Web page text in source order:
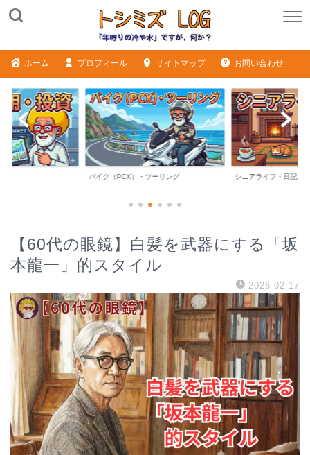
ホーム プロフィール サイトマップ お問い合わせ
バイク（PCX）・ツーリング シニアライフ・日記
【60代の眼鏡】白髪を武器にする「坂
本龍一」的スタイル
2026-02-17